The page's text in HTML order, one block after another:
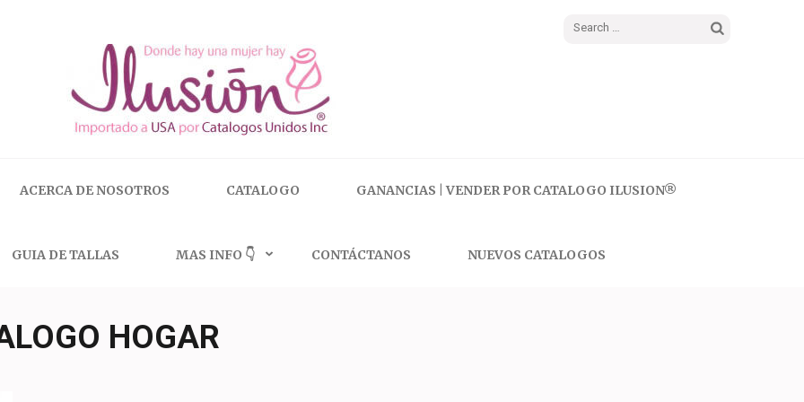
Search
ACERCA DE NOSOTROS CATALOGO GANANCIAS | VENDER POR CATALOGO ILUSION®
GUIA DE TALLAS MAS INFO 👇 CONTÁCTANOS NUEVOS CATALOGOS
HOGAR